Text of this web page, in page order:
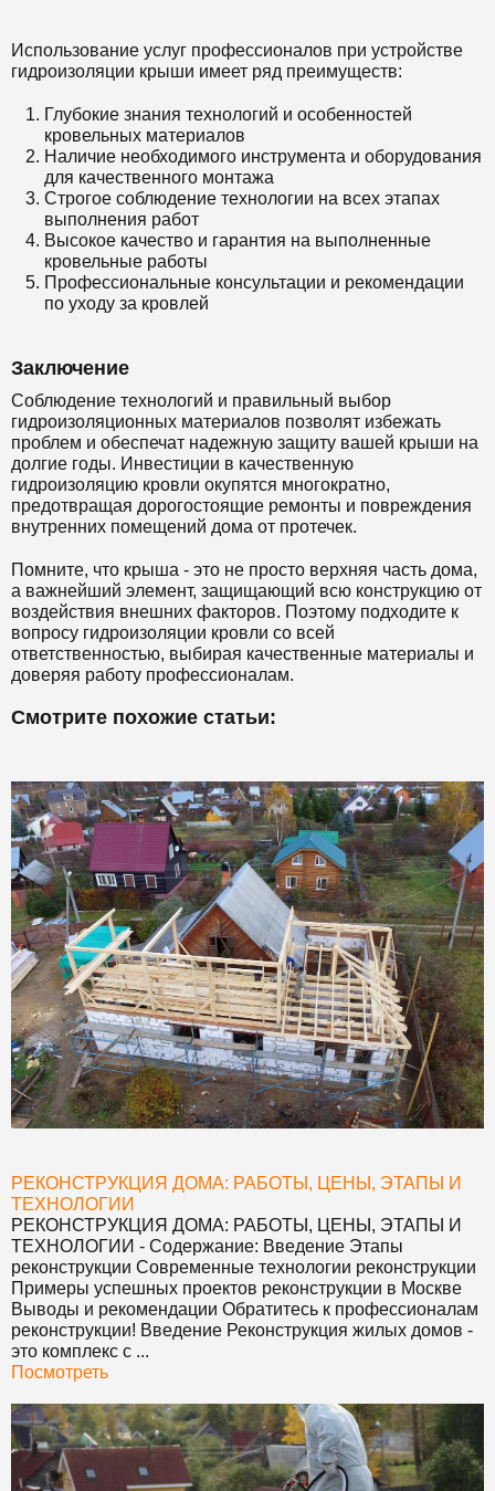
Использование услуг профессионалов при устройстве
гидроизоляции крыши имеет ряд преимуществ:
Глубокие знания технологий и особенностей
кровельных материалов
Наличие необходимого инструмента и оборудования
для качественного монтажа
Строгое соблюдение технологии на всех этапах
выполнения работ
Высокое качество и гарантия на выполненные
кровельные работы
Профессиональные консультации и рекомендации
по уходу за кровлей
Заключение
Соблюдение технологий и правильный выбор
гидроизоляционных материалов позволят избежать
проблем и обеспечат надежную защиту вашей крыши на
долгие годы. Инвестиции в качественную
гидроизоляцию кровли окупятся многократно,
предотвращая дорогостоящие ремонты и повреждения
внутренних помещений дома от протечек.
Помните, что крыша - это не просто верхняя часть дома,
а важнейший элемент, защищающий всю конструкцию от
воздействия внешних факторов. Поэтому подходите к
вопросу гидроизоляции кровли со всей
ответственностью, выбирая качественные материалы и
доверяя работу профессионалам.
Смотрите похожие статьи:
РЕКОНСТРУКЦИЯ ДОМА: РАБОТЫ, ЦЕНЫ, ЭТАПЫ И
ТЕХНОЛОГИИ
РЕКОНСТРУКЦИЯ ДОМА: РАБОТЫ, ЦЕНЫ, ЭТАПЫ И
ТЕХНОЛОГИИ - Содержание: Введение Этапы
реконструкции Современные технологии реконструкции
Примеры успешных проектов реконструкции в Москве
Выводы и рекомендации Обратитесь к профессионалам
реконструкции! Введение Реконструкция жилых домов -
это комплекс с ...
Посмотреть